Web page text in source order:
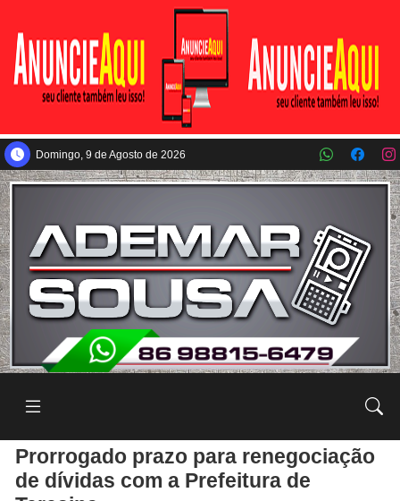
Pular para o conteúdo principal
Domingo, 9 de Agosto de 2026
Prorrogado prazo para renegociação
de dívidas com a Prefeitura de